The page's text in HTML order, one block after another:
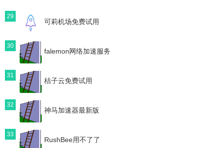
29
可莉机场免费试用
30
falemon网络加速服务
31
桔子云免费试用
32
神马加速器最新版
33
RushBee用不了了